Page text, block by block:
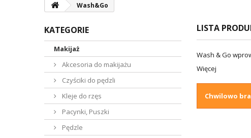
Wash&Go
KATEGORIE
Makijaż
Akcesoria do makijażu
Czyściki do pędzli
Kleje do rzęs
Pacynki, Puszki
Pędzle
LISTA
Wash & Go
Więcej
Chwilowo